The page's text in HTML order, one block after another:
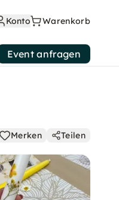
Konto Warenkorb
Event anfragen
Merken Teilen